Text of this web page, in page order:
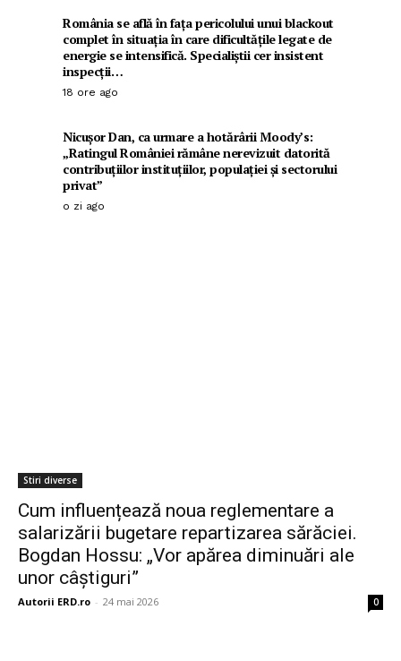
România se află în fața pericolului unui blackout
complet în situația în care dificultățile legate de
energie se intensifică. Specialiștii cer insistent
inspecții…
18 ore ago
Nicușor Dan, ca urmare a hotărârii Moody’s:
„Ratingul României rămâne nerevizuit datorită
contribuțiilor instituțiilor, populației și sectorului
privat”
o zi ago
Stiri diverse
Cum influențează noua reglementare a
salarizării bugetare repartizarea sărăciei.
Bogdan Hossu: „Vor apărea diminuări ale
unor câștiguri”
Autorii ERD.ro - 24 mai 2026 0